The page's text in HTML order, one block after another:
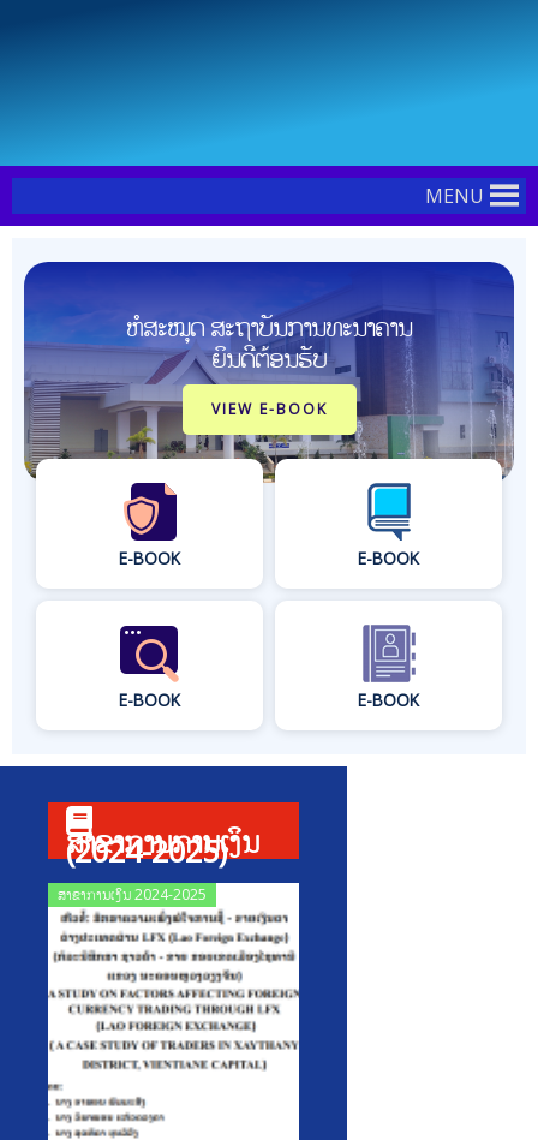
MENU
ຫໍສະໝຸດ ສະຖາບັນການທະນາຄານ
ຍິນດີຕ້ອນຮັບ
VIEW E-BOOK
E-BOOK E-BOOK
E-BOOK E-BOOK
ສາຂາການການເງິນ
(2024-2025)
ສາຂາການເງິນ 2024-2025
Posted
on